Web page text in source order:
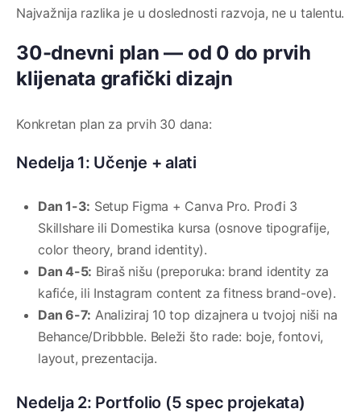
Najvažnija razlika je u doslednosti razvoja, ne u talentu.
30-dnevni plan — od 0 do prvih
klijenata grafički dizajn
Konkretan plan za prvih 30 dana:
Nedelja 1: Učenje + alati
Dan 1-3: Setup Figma + Canva Pro. Prođi 3
Skillshare ili Domestika kursa (osnove tipografije,
color theory, brand identity).
Dan 4-5: Biraš nišu (preporuka: brand identity za
kafiće, ili Instagram content za fitness brand-ove).
Dan 6-7: Analiziraj 10 top dizajnera u tvojoj niši na
Behance/Dribbble. Beleži što rade: boje, fontovi,
layout, prezentacija.
Nedelja 2: Portfolio (5 spec projekata)